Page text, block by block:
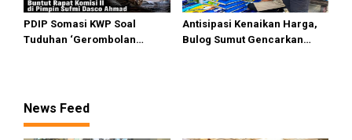
PDIP Somasi KWP Soal
Tuduhan ‘Gerombolan
Antisipasi Kenaikan Harga,
Bulog Sumut Gencarkan
News Feed